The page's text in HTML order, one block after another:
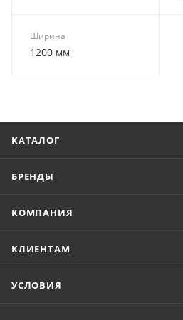
Ширина
1200 мм
КАТАЛОГ
БРЕНДЫ
КОМПАНИЯ
КЛИЕНТАМ
УСЛОВИЯ